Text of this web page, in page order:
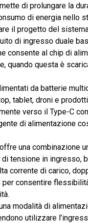
di prolungare la
di energia nello
il progetto del
di ingresso duale
consente al chip di
quando questa è
da batterie
tablet, droni e
verso il Type-C
di alimentazione
una combinazione
di tensione in ingresso,
corrente di carico,
per consentire
modalità di
utilizzare